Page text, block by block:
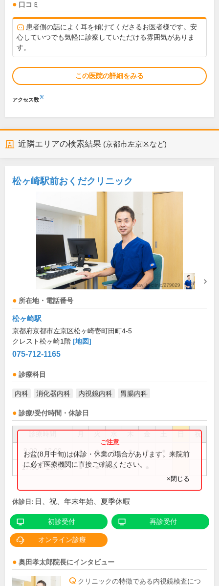
口コミ
患者側の話によく耳を傾けてくださるお医者様です。安
心していつでも気軽に診察していただける雰囲気がありま
す。
この医院の詳細をみる
アクセス数※
近隣エリアの検索結果 (京都市左京区など)
松ヶ崎駅前おくだクリニック
所在地・電話番号
松ヶ崎駅
京都府京都市左京区松ヶ崎壱町田町4-5
クレスト松ヶ崎1階 [地図]
075-712-1165
診療科目
内科 消化器内科 内視鏡内科 胃腸内科
診療/受付時間・休診日
祝
9:00～12:00 ● ● ● ● ●
17:00～19:00 ● ● ●
お盆(8月中旬)は休診・休業の場合があります。来院前
に必ず医療機関に直接ご確認ください。
×閉じる
休診日: 日、祝、年末年始、夏季休暇
初診受付 再診受付
オンライン診療
奥田孝太郎院長にインタビュー
クリニックの特徴である内視鏡検査につ